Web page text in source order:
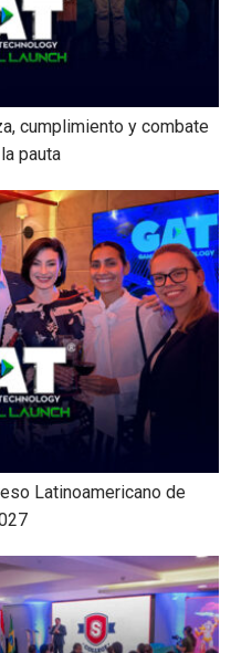
cumplimiento y combate
pauta
Latinoamericano de